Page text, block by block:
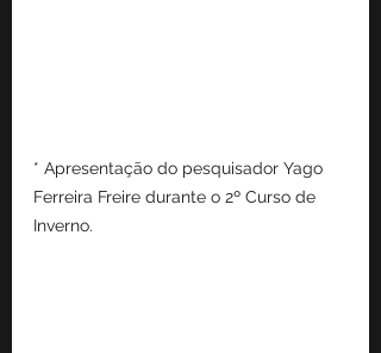
* Apresentação do pesquisador Yago
Ferreira Freire durante o 2º Curso de
Inverno.